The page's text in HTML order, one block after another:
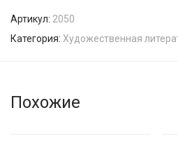
Артикул: 2050
Категория: Художественная
Похожие